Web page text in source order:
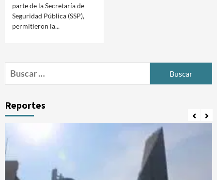
parte de la Secretaría de
Seguridad Pública (SSP),
permitieron la...
Buscar:
Reportes